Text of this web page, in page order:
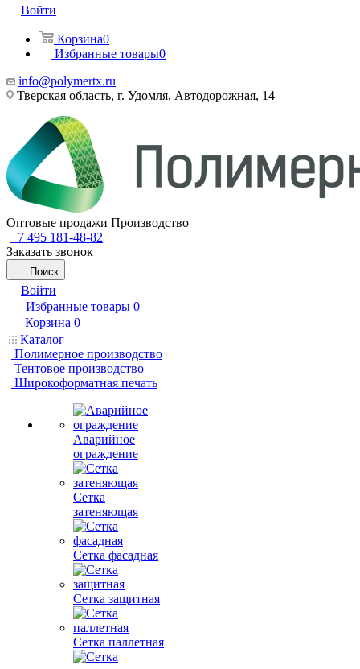
Войти
Корзина0
Избранные товары0
info@polymertx.ru
Тверская область, г. Удомля, Автодорожная, 14
Оптовые продажи Производство
+7 495 181-48-82
Заказать звонок
Поиск
Войти
Избранные товары 0
Корзина 0
Каталог
Полимерное производство
Тентовое производство
Широкоформатная печать
Аварийное
ограждение
Сетка
затеняющая
Сетка фасадная
Сетка защитная
Сетка паллетная